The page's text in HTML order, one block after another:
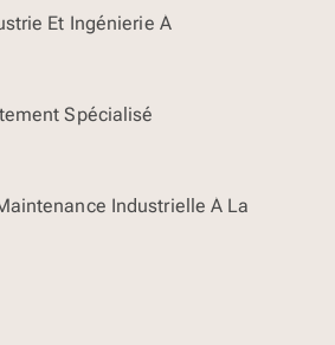
Et Ingénierie À
Spécialisé
Industrielle À La